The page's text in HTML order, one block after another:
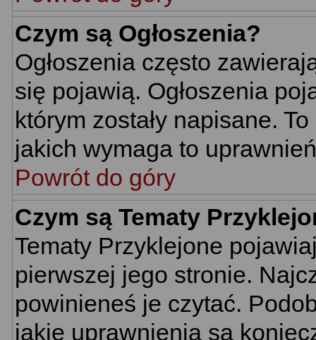
Czym są Ogłoszenia?
Ogłoszenia często
się pojawią. Ogłoszenia
którym zostały napisane.
jakich wymaga to
Powrót do góry
Czym są Tematy
Tematy Przyklejone
pierwszej jego stronie.
powinieneś je czytać.
jakie uprawnienia są